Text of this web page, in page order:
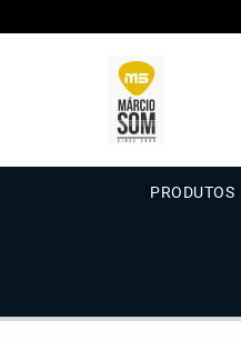
PRODUTOS